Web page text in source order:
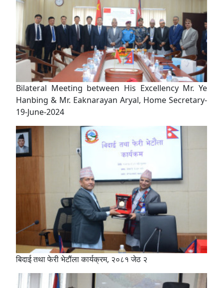
Bilateral Meeting between His Excellency Mr. Ye
Hanbing & Mr. Eaknarayan Aryal, Home Secretary-
19-June-2024
बिदाई तथा फेरी भेटौंला कार्यक्रम, २०८१ जेठ २